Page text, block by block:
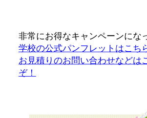
非常にお得なキャンペーンにな
学校の公式パンフレットはこち
お見積りのお問い合わせなどは
ぞ！